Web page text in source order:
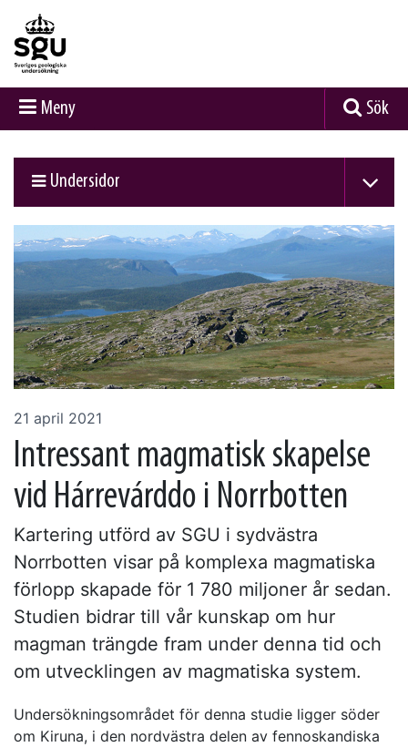
Meny Sök
Undersidor
21 april 2021
Intressant magmatisk skapelse
vid Hárrevárddo i Norrbotten
Kartering utförd av SGU i sydvästra
Norrbotten visar på komplexa magmatiska
förlopp skapade för 1 780 miljoner år sedan.
Studien bidrar till vår kunskap om hur
magman trängde fram under denna tid och
om utvecklingen av magmatiska system.
Undersökningsområdet för denna studie ligger söder
om Kiruna, i den nordvästra delen av fennoskandiska